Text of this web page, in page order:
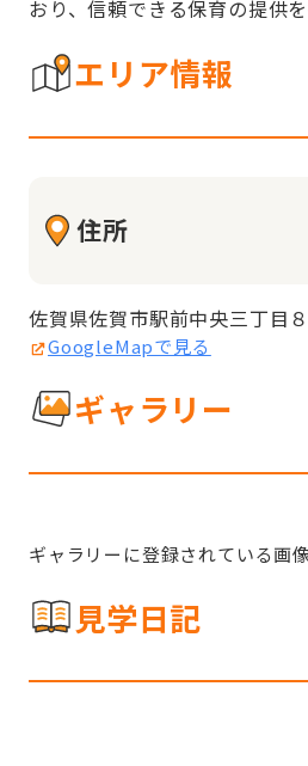
おり、信頼できる保育の提供を
エリア情報
住所
佐賀県佐賀市駅前中央三丁目
GoogleMapで見る
ギャラリー
ギャラリーに登録されている画
見学日記